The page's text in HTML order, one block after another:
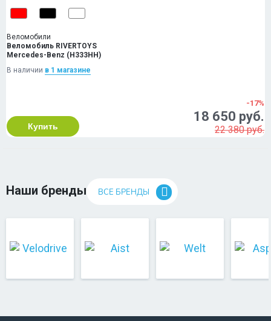
Веломобили
Веломобиль RIVERTOYS
Mercedes-Benz (H333HH)
В наличии в 1 магазинe
Купить
-17%
18 650 руб.
22 380 руб.
Наши бренды ВСЕ БРЕНДЫ